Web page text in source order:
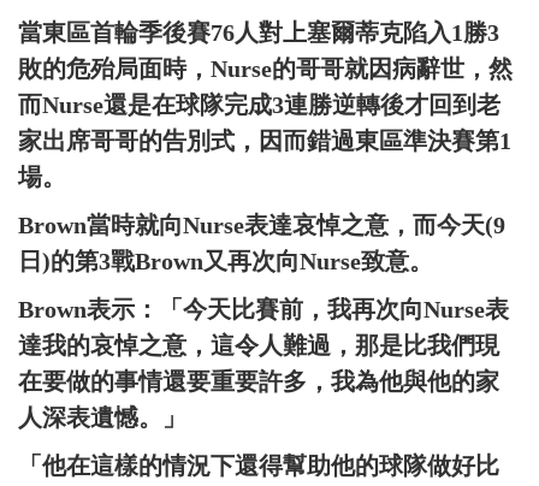
當東區首輪季後賽76人對上塞爾蒂克陷入1勝3
敗的危殆局面時，Nurse的哥哥就因病辭世，然
而Nurse還是在球隊完成3連勝逆轉後才回到老
家出席哥哥的告別式，因而錯過東區準決賽第1
場。
Brown當時就向Nurse表達哀悼之意，而今天(9
日)的第3戰Brown又再次向Nurse致意。
Brown表示：「今天比賽前，我再次向Nurse表
達我的哀悼之意，這令人難過，那是比我們現
在要做的事情還要重要許多，我為他與他的家
人深表遺憾。」
「他在這樣的情況下還得幫助他的球隊做好比